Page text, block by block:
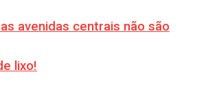
avenidas centrais não são
lixo!